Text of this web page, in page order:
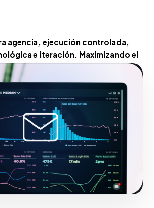
agencia, ejecución controlada,
e iteración. Maximizando el
en La Vega.